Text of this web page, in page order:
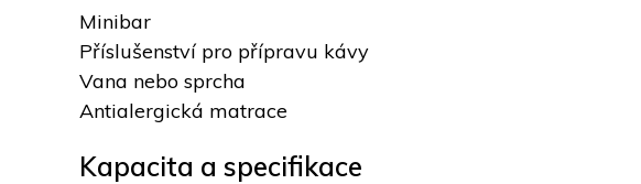
Minibar
Příslušenství pro přípravu kávy
Vana nebo sprcha
Antialergická matrace
Kapacita a specifikace